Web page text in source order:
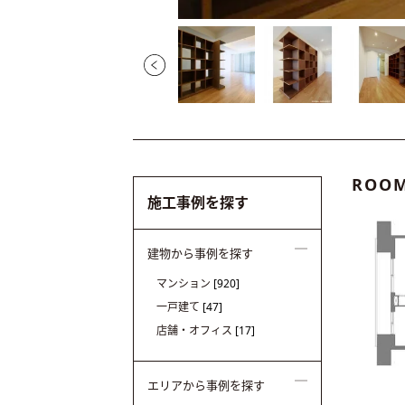
施工事例を探す
建物から事例を探す
マンション [920]
一戸建て [47]
店舗・オフィス [17]
エリアから事例を探す